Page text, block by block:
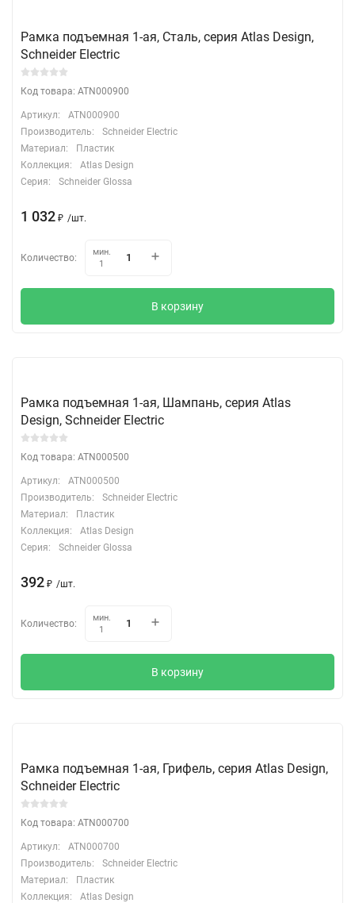
Рамка подъемная 1-ая, Сталь, серия Atlas Design,
Schneider Electric
Код товара: ATN000900
Артикул:
ATN000900
Производитель:
Schneider Electric
Материал:
Пластик
Коллекция:
Atlas Design
Серия:
Schneider Glossa
1 032 ₽ /шт.
Количество:
мин.
1
В корзину
Рамка подъемная 1-ая, Шампань, серия Atlas
Design, Schneider Electric
Код товара: ATN000500
Артикул:
ATN000500
Производитель:
Schneider Electric
Материал:
Пластик
Коллекция:
Atlas Design
Серия:
Schneider Glossa
392 ₽ /шт.
Количество:
мин.
1
В корзину
Рамка подъемная 1-ая, Грифель, серия Atlas Design,
Schneider Electric
Код товара: ATN000700
Артикул:
ATN000700
Производитель:
Schneider Electric
Материал:
Пластик
Коллекция:
Atlas Design